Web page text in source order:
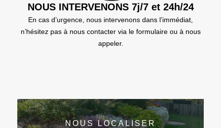
NOUS INTERVENONS 7j/7 et 24h/24
En cas d’urgence, nous intervenons dans l’immédiat,
n’hésitez pas à nous contacter via le formulaire ou à nous
appeler.
NOUS LOCALISER